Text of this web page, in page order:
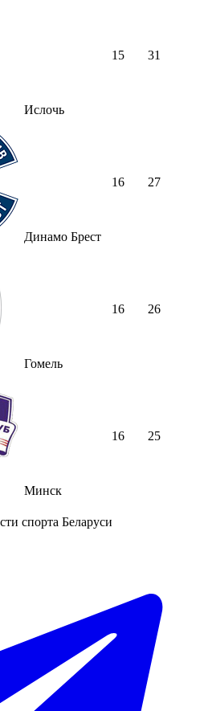
Ислочь
15 31
Динамо Брест
16 27
Гомель
16 26
Минск
16 25
спорта Беларуси